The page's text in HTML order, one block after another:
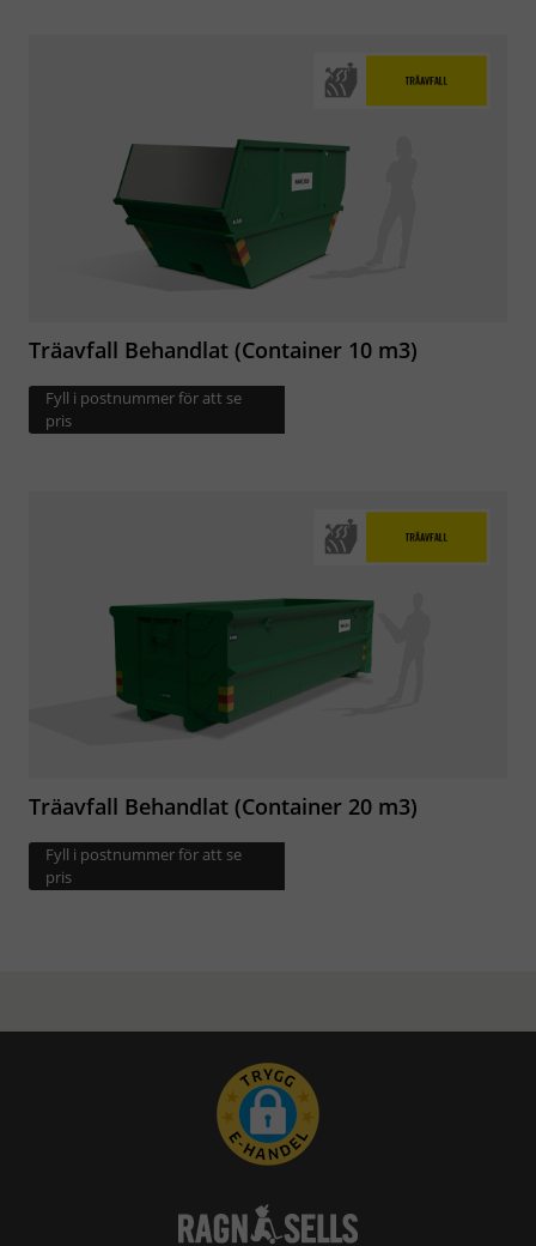
Träavfall Behandlat (Container 10 m3)
Fyll i postnummer för att se
pris
Träavfall Behandlat (Container 20 m3)
Fyll i postnummer för att se
pris